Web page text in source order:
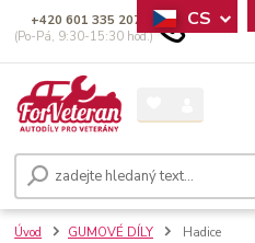
CS
+420 601 335 207
(Po-Pá, 9:30-15:30 hod.)
Úvod GUMOVÉ DÍLY Hadice